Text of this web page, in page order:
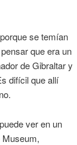
se temían
que era un
de Gibraltar y
difícil que allí
ver en un
Museum,